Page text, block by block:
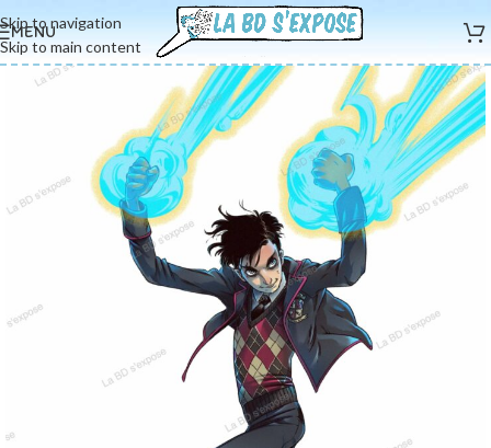
Skip to navigation
Skip to main content
MENU